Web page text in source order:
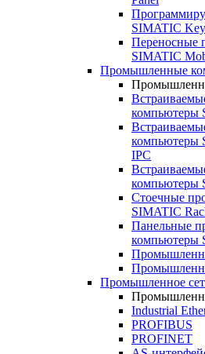
SIMATIC
Переносные
SIMATIC
Промышленные
компьютеры
компьютеры
IPC
компьютеры
Стоечные
SIMATIC
Панельные
компьютеры
Промышленное
Industrial
PROFIBUS
PROFINET